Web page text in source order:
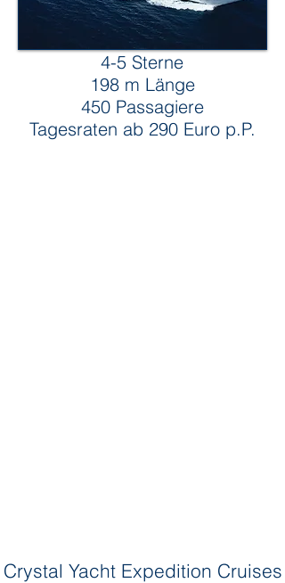
4-5 Sterne
198 m Länge
450 Passagiere
Tagesraten ab 290Euro p.P.
Crystal Yacht Expedition Cruises